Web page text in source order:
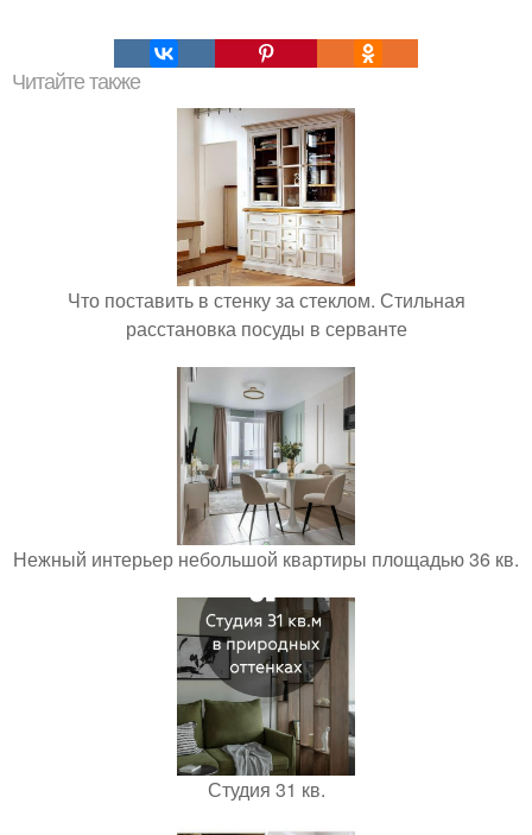
Читайте также
Что поставить в стенку за стеклом. Стильная
расстановка посуды в серванте
Нежный интерьер небольшой квартиры площадью 36 кв.
Студия 31 кв.